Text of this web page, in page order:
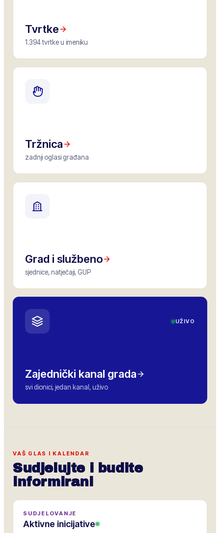
Tvrtke
1.394 tvrtke u imeniku
Tržnica
zadnji oglasi građana
Grad i službeno
sjednice, natječaji, GUP
UŽIVO
Zajednički kanal grada
svi dionici, jedan kanal, uživo
VAŠ GLAS I KALENDAR
Sudjelujte i budite
informirani
SUDJELOVANJE
Aktivne inicijative